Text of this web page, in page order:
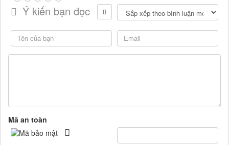
Ý kiến bạn đọc
Mã an toàn